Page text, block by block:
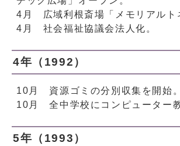
4月 広域利根斎場「メモリアルト
4月 社会福祉協議会法人化。
4年（1992）
10月 資源ゴミの分別収集を開始。
10月 全中学校にコンピューター
5年（1993）